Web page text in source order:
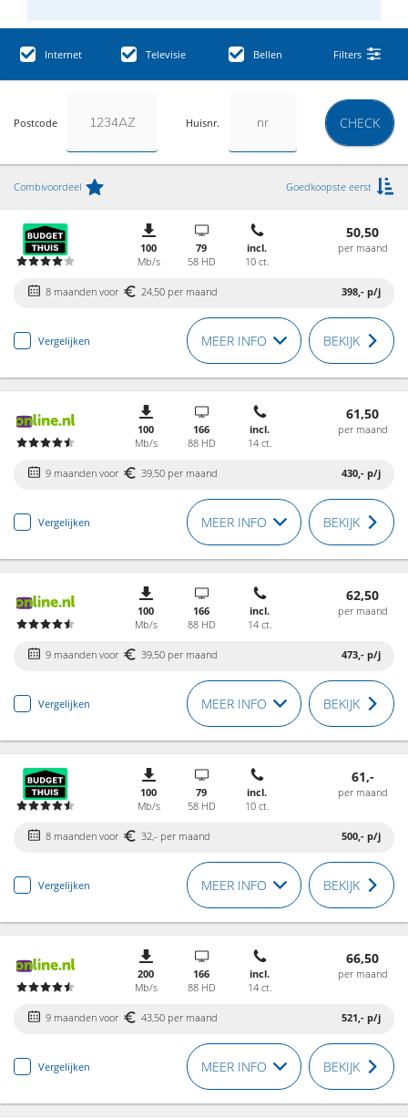
Internet Televisie Bellen Filters
Postcode Huisnr. CHECK
Combivoordeel Goedkoopste eerst
100
Mb/s
79
58 HD
incl.
10 ct.
50,50
per maand
8 maanden voor 24,50 per maand 398,- p/j
Vergelijken MEER INFO BEKIJK
100
Mb/s
166
88 HD
incl.
14 ct.
61,50
per maand
9 maanden voor 39,50 per maand 430,- p/j
Vergelijken MEER INFO BEKIJK
100
Mb/s
166
88 HD
incl.
14 ct.
62,50
per maand
9 maanden voor 39,50 per maand 473,- p/j
Vergelijken MEER INFO BEKIJK
100
Mb/s
79
58 HD
incl.
10 ct.
61,-
per maand
8 maanden voor 32,- per maand 500,- p/j
Vergelijken MEER INFO BEKIJK
200
Mb/s
166
88 HD
incl.
14 ct.
66,50
per maand
9 maanden voor 43,50 per maand 521,- p/j
Vergelijken MEER INFO BEKIJK